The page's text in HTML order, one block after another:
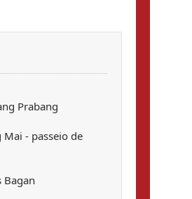
Prabang
Mai - passeio de
Bagan